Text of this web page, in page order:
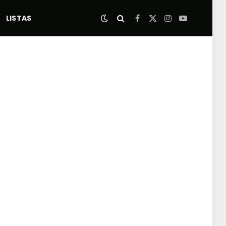
LISTAS Facebook
X
Instagram
YouTube